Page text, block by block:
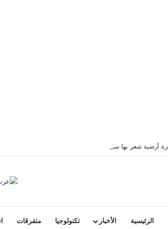
أرضية شعر بها سكان إسطنبول
الرئيسية الأخبار تكنولوجيا متفرقات